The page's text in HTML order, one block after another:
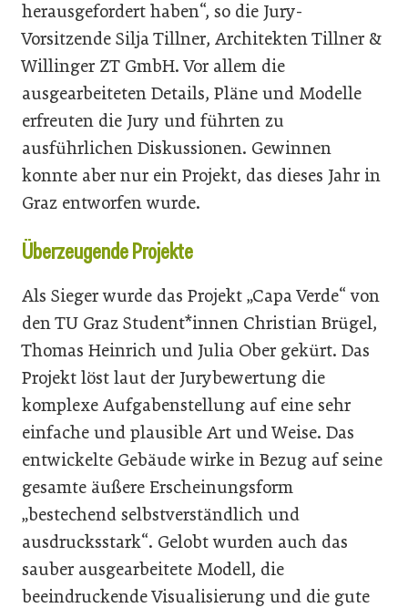
herausgefordert haben“, so die Jury-
Vorsitzende Silja Tillner, Architekten Tillner &
Willinger ZT GmbH. Vor allem die
ausgearbeiteten Details, Pläne und Modelle
erfreuten die Jury und führten zu
ausführlichen Diskussionen. Gewinnen
konnte aber nur ein Projekt, das dieses Jahr in
Graz entworfen wurde.
Überzeugende Projekte
Als Sieger wurde das Projekt „Capa Verde“ von
den TU Graz Student*innen Christian Brügel,
Thomas Heinrich und Julia Ober gekürt. Das
Projekt löst laut der Jurybewertung die
komplexe Aufgabenstellung auf eine sehr
einfache und plausible Art und Weise. Das
entwickelte Gebäude wirke in Bezug auf seine
gesamte äußere Erscheinungsform
„bestechend selbstverständlich und
ausdrucksstark“. Gelobt wurden auch das
sauber ausgearbeitete Modell, die
beeindruckende Visualisierung und die gute